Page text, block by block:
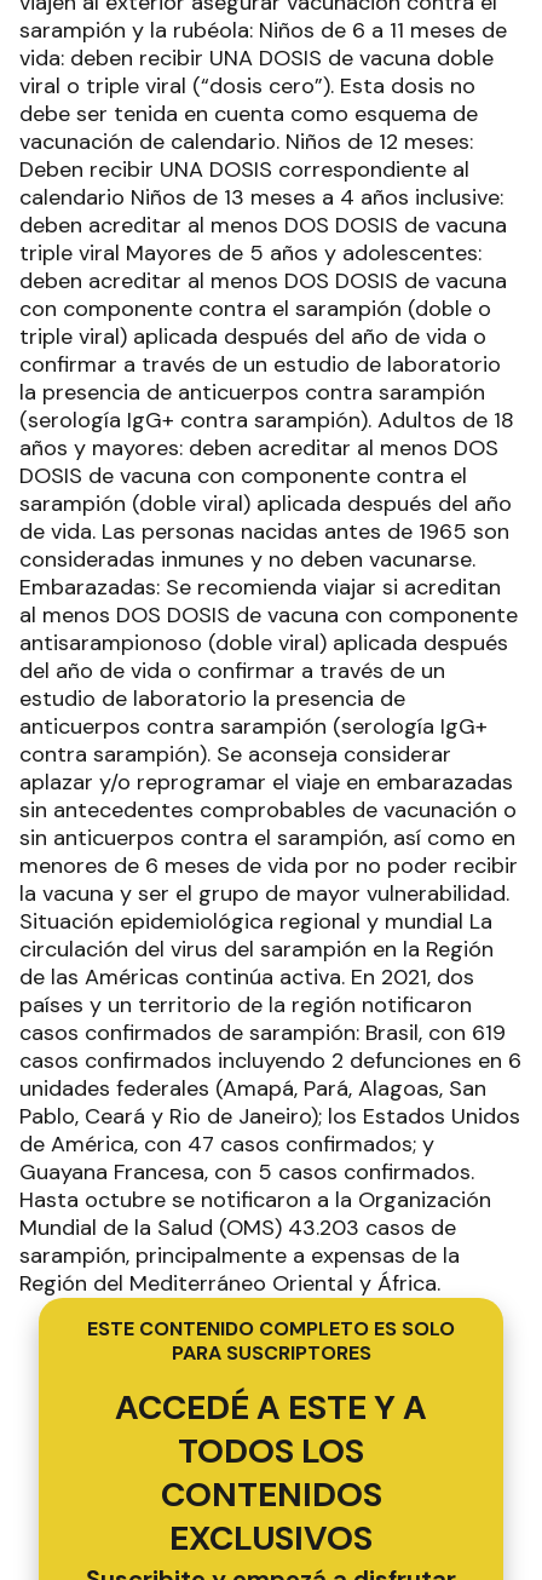
sarampión y la rubéola: Niños de 6 a 11 meses de
vida: deben recibir UNA DOSIS de vacuna doble
viral o triple viral (“dosis cero”). Esta dosis no
debe ser tenida en cuenta como esquema de
vacunación de calendario. Niños de 12 meses:
Deben recibir UNA DOSIS correspondiente al
calendario Niños de 13 meses a 4 años inclusive:
deben acreditar al menos DOS DOSIS de vacuna
triple viral Mayores de 5 años y adolescentes:
deben acreditar al menos DOS DOSIS de vacuna
con componente contra el sarampión (doble o
triple viral) aplicada después del año de vida o
confirmar a través de un estudio de laboratorio
la presencia de anticuerpos contra sarampión
(serología IgG+ contra sarampión). Adultos de 18
años y mayores: deben acreditar al menos DOS
DOSIS de vacuna con componente contra el
sarampión (doble viral) aplicada después del año
de vida. Las personas nacidas antes de 1965 son
consideradas inmunes y no deben vacunarse.
Embarazadas: Se recomienda viajar si acreditan
al menos DOS DOSIS de vacuna con componente
antisarampionoso (doble viral) aplicada después
del año de vida o confirmar a través de un
estudio de laboratorio la presencia de
anticuerpos contra sarampión (serología IgG+
contra sarampión). Se aconseja considerar
aplazar y/o reprogramar el viaje en embarazadas
sin antecedentes comprobables de vacunación o
sin anticuerpos contra el sarampión, así como en
menores de 6 meses de vida por no poder recibir
la vacuna y ser el grupo de mayor vulnerabilidad.
Situación epidemiológica regional y mundial La
circulación del virus del sarampión en la Región
de las Américas continúa activa. En 2021, dos
países y un territorio de la región notificaron
casos confirmados de sarampión: Brasil, con 619
casos confirmados incluyendo 2 defunciones en 6
unidades federales (Amapá, Pará, Alagoas, San
Pablo, Ceará y Rio de Janeiro); los Estados Unidos
de América, con 47 casos confirmados; y
Guayana Francesa, con 5 casos confirmados.
Hasta octubre se notificaron a la Organización
Mundial de la Salud (OMS) 43.203 casos de
sarampión, principalmente a expensas de la
Región del Mediterráneo Oriental y África.
ESTE CONTENIDO COMPLETO ES SOLO
PARA SUSCRIPTORES
ACCEDÉ A ESTE Y A
TODOS LOS
CONTENIDOS
EXCLUSIVOS